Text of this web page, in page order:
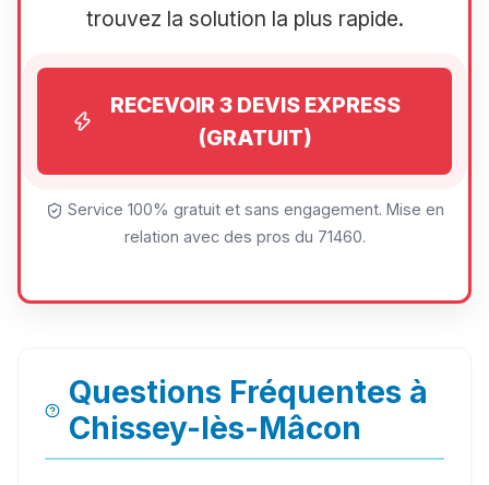
trouvez la solution la plus rapide.
RECEVOIR 3 DEVIS EXPRESS
(GRATUIT)
Service 100% gratuit et sans engagement. Mise en
relation avec des pros du 71460.
Questions Fréquentes à
Chissey-lès-Mâcon